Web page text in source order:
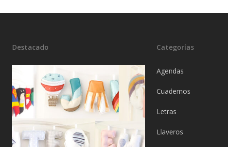
Destacado Categorías
Agendas
Cuadernos
Letras
Llaveros